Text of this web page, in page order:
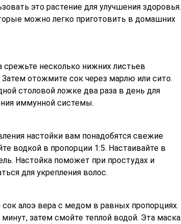
это растение для улучшения здоровья.
можно легко приготовить в домашних
срежьте несколько нижних листьев
отожмите сок через марлю или сито.
столовой ложке два раза в день для
иммунной системы.
настойки вам понадобятся свежие
водкой в пропорции 1:5. Настаивайте в
Настойка поможет при простудах и
для укрепления волос.
алоэ вера с медом в равных пропорциях.
затем смойте теплой водой. Эта маска